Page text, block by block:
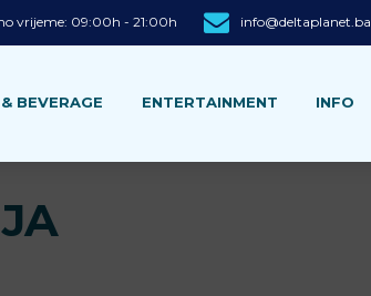
vrijeme: 09:00h - 21:00h info@deltaplanet.ba
BEVERAGE ENTERTAINMENT INFO